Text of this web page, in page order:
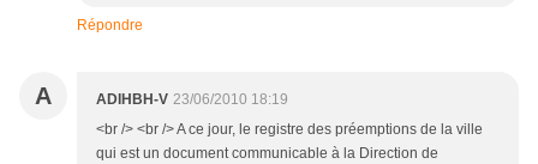
Répondre
A ADIHBH-V 23/06/2010 18:19
<br /> <br /> A ce jour, le registre des préemptions de la ville
qui est un document communicable à la Direction de